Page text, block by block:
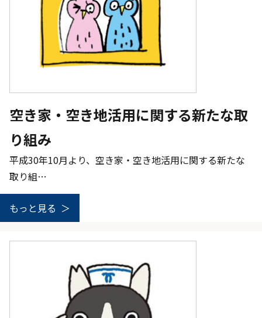
空き家・空き地活用に関する新たな取
り組み
平成30年10月より、空き家・空き地活用に関する新たな
取り組…
もっと見る